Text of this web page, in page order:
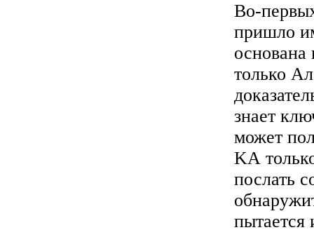
Во-
пришло
только
знает
может
KА
послать
пытается